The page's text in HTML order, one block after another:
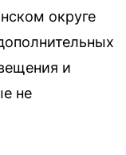
округе
и
не